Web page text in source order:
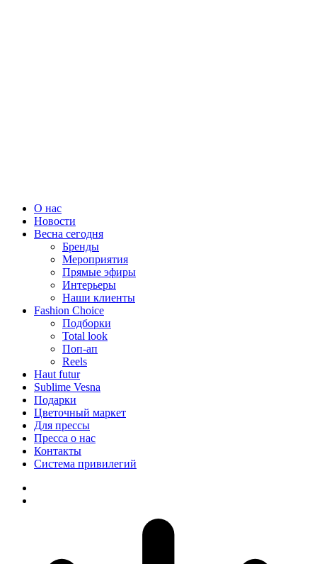
О нас
Новости
Весна сегодня
Бренды
Меро­приятия
Прямые эфиры
Интерьеры
Наши клиенты
Fashion Choice
Подборки
Total look
Поп-ап
Reels
Haut futur
Sublime Vesna
Подарки
Цветочный маркет
Для прессы
Пресса о нас
Контакты
Система привилегий